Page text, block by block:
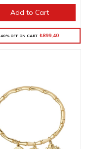
40% OFF ON CART ₺899,40
Add to Cart